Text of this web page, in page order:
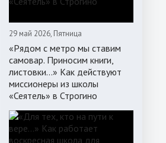
29 май 2026, Пятница
«Рядом с метро мы ставим
самовар. Приносим книги,
листовки…» Как действуют
миссионеры из школы
«Сеятель» в Строгино